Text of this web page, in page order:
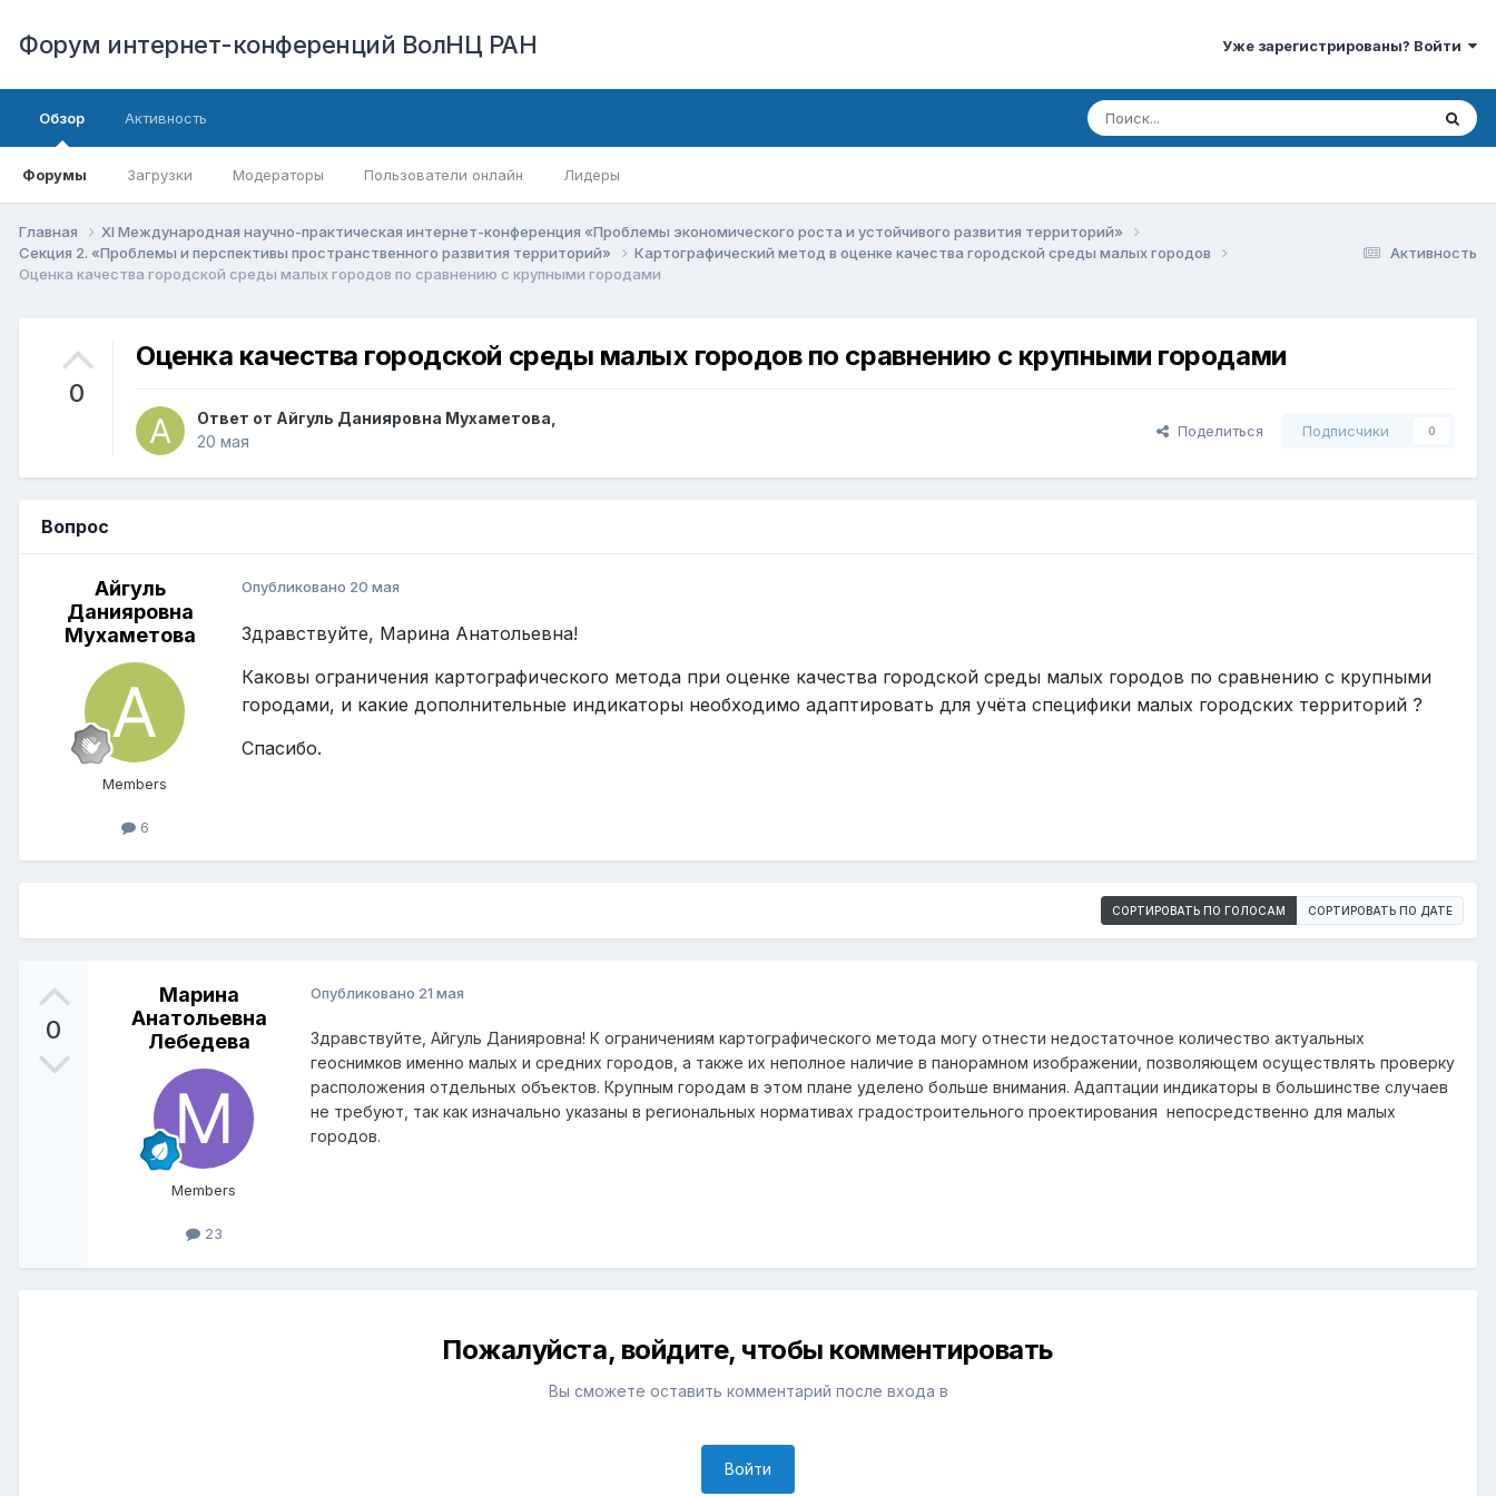
Форум интернет-конференций ВолНЦ РАН Уже зарегистрированы? Войти
Обзор
Форумы Загрузки Модераторы Пользователи онлайн Лидеры
Активность
Активность
Главная
XI Международная научно-практическая интернет-конференция «Проблемы экономического роста и устойчивого развития территорий»
Секция 2. «Проблемы и перспективы пространственного развития территорий»
Картографический метод в оценке качества городской среды малых городов
Оценка качества городской среды малых городов по сравнению с крупными городами
0
Оценка качества городской среды малых городов по сравнению с крупными городами
Ответ от Айгуль Данияровна Мухаметова
20 мая
Поделиться Подписчики 0
Вопрос
Айгуль
Данияровна
Мухаметова
Members
6
Опубликовано 20 мая
Здравствуйте, Марина Анатольевна!
Каковы ограничения картографического метода при оценке качества городской среды малых городов по сравнению с крупными
городами, и какие дополнительные индикаторы необходимо адаптировать для учёта специфики малых городских территорий ?
Спасибо.
СОРТИРОВАТЬ ПО ГОЛОСАМ СОРТИРОВАТЬ ПО ДАТЕ
0
Марина
Анатольевна
Лебедева
Members
23
Опубликовано 21 мая
Здравствуйте, Айгуль Данияровна! К ограничениям картографического метода могу отнести недостаточное количество актуальных
геоснимков именно малых и средних городов, а также их неполное наличие в панорамном изображении, позволяющем осуществлять проверку
расположения отдельных объектов. Крупным городам в этом плане уделено больше внимания. Адаптации индикаторы в большинстве случаев
не требуют, так как изначально указаны в региональных нормативах градостроительного проектирования непосредственно для малых
городов.
Пожалуйста, войдите, чтобы комментировать
Вы сможете оставить комментарий после входа в
Войти